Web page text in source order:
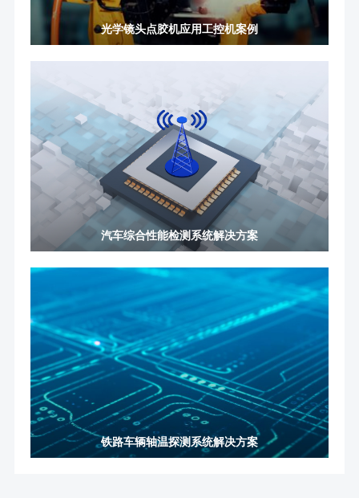
光学镜头点胶机应用工控机案例
汽车综合性能检测系统解决方案
铁路车辆轴温探测系统解决方案